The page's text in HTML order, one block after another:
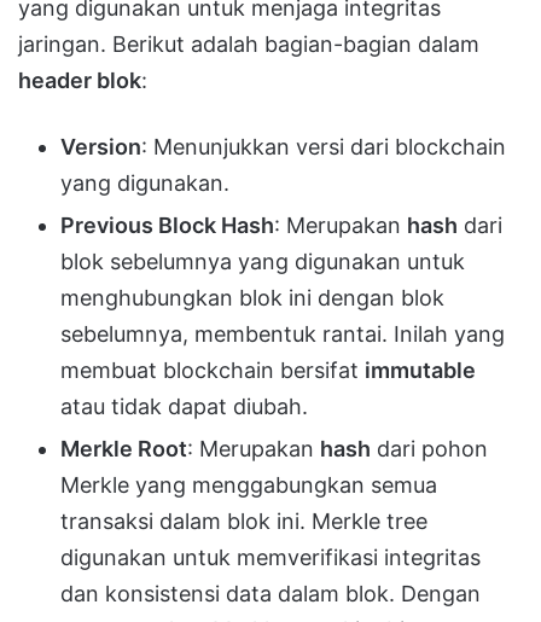
yang digunakan untuk menjaga integritas
jaringan. Berikut adalah bagian-bagian dalam
header blok:
Version: Menunjukkan versi dari blockchain
yang digunakan.
Previous Block Hash: Merupakan hash dari
blok sebelumnya yang digunakan untuk
menghubungkan blok ini dengan blok
sebelumnya, membentuk rantai. Inilah yang
membuat blockchain bersifat immutable
atau tidak dapat diubah.
Merkle Root: Merupakan hash dari pohon
Merkle yang menggabungkan semua
transaksi dalam blok ini. Merkle tree
digunakan untuk memverifikasi integritas
dan konsistensi data dalam blok. Dengan